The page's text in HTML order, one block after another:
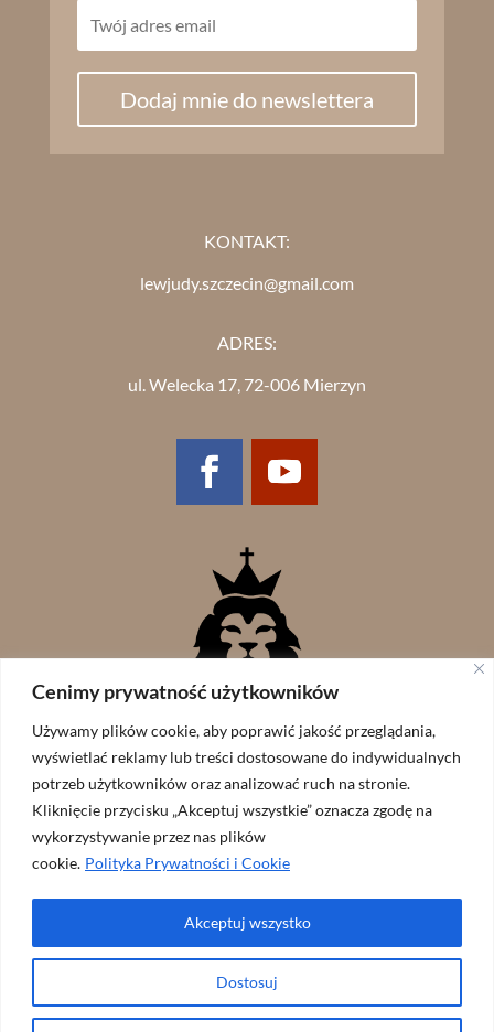
Cenimy prywatność użytkowników
Używamy plików cookie, aby poprawić jakość przeglądania,
wyświetlać reklamy lub treści dostosowane do indywidualnych
potrzeb użytkowników oraz analizować ruch na stronie.
Kliknięcie przycisku „Akceptuj wszystkie” oznacza zgodę na
wykorzystywanie przez nas plików
cookie. Polityka Prywatności i Cookie
Dostosuj
Akceptuj wszystko
Dodaj mnie do newslettera
KONTAKT:
lewjudy.szczecin@gmail.com
ADRES:
ul. Welecka 17, 72-006 Mierzyn
Wspólnota Lew Judy // zaprojekowane przez: